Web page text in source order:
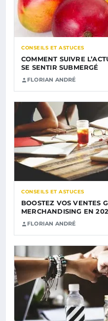
CONSEILS ET ASTUCES
COMMENT SUIVRE
SE SENTIR SUBMERGÉ
FLORIAN ANDRÉ
CONSEILS ET ASTUCES
BOOSTEZ VOS VENTES
MERCHANDISING EN
FLORIAN ANDRÉ